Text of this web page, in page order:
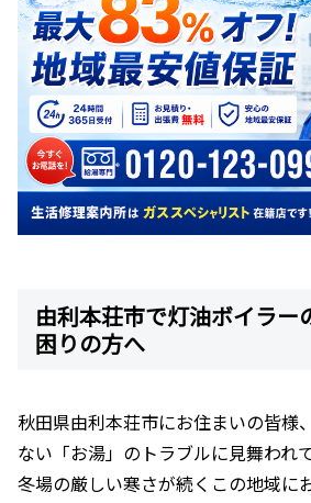
由利本荘市で灯油ボイラー
困りの方へ
秋田県由利本荘市にお住まいの皆様
ない「お湯」のトラブルに見舞われ
冬場の厳しい寒さが続くこの地域に